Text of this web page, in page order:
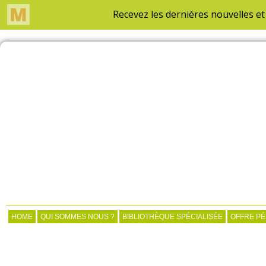
HOME QUI SOMMES NOUS ? BIBLIOTHÈQUE SPÉCIALISÉE OFFRE